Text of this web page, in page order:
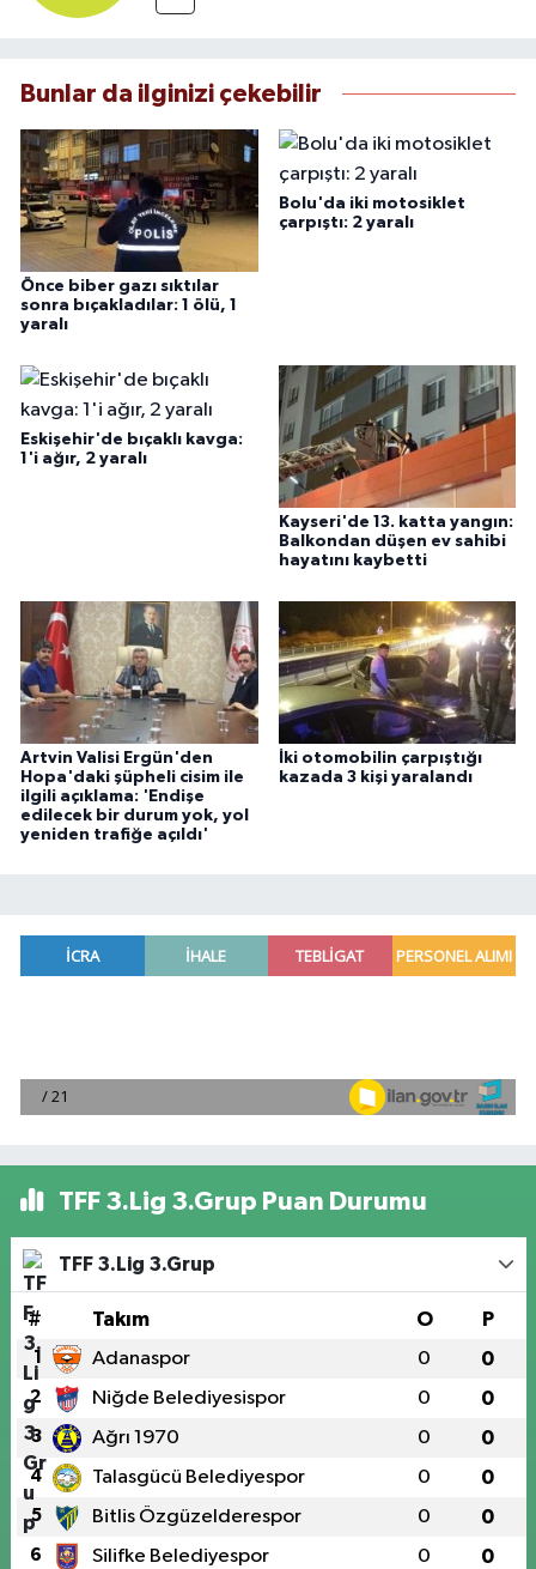
Bunlar da ilginizi çekebilir
Önce biber gazı sıktılar
sonra bıçakladılar: 1 ölü, 1
yaralı
Bolu'da iki motosiklet
çarpıştı: 2 yaralı
Eskişehir'de bıçaklı kavga:
1'i ağır, 2 yaralı
Kayseri'de 13. katta yangın:
Balkondan düşen ev sahibi
hayatını kaybetti
Artvin Valisi Ergün'den
Hopa'daki şüpheli cisim ile
ilgili açıklama: 'Endişe
edilecek bir durum yok, yol
yeniden trafiğe açıldı'
İki otomobilin çarpıştığı
kazada 3 kişi yaralandı
TFF 3.Lig 3.Grup Puan Durumu
TFF 3.Lig 3.Grup
# Takım O P
1 Adanaspor 0 0
2 Niğde Belediyesispor 0 0
3 Ağrı 1970 0 0
4 Talasgücü Belediyespor 0 0
5 Bitlis Özgüzelderespor 0 0
6 Silifke Belediyespor 0 0